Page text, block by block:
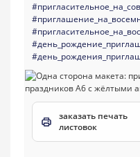
заказать печать
листовок